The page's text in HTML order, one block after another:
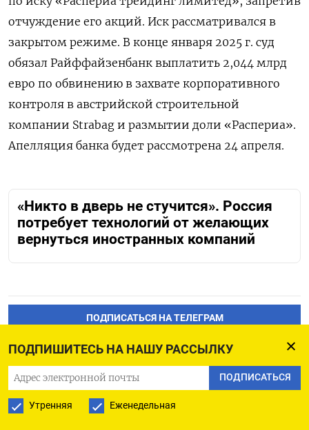
ПОДПИШИТЕСЬ НА НАШУ РАССЫЛКУ
ПОДПИСАТЬСЯ
Утренняя Еженедельная
отчуждение его акций. Иск рассматривался в
закрытом режиме. В конце января 2025 г. суд
обязал Райффайзенбанк выплатить 2,044 млрд
евро по обвинению в захвате корпоративного
контроля в австрийской строительной
компании Strabag и размытии доли «Распериа».
Апелляция банка будет рассмотрена 24 апреля.
«Никто в дверь не стучится». Россия
потребует технологий от желающих
вернуться иностранных компаний
ПОДПИСАТЬСЯ НА ТЕЛЕГРАМ
ПОДПИСАТЬСЯ В GOOGLE